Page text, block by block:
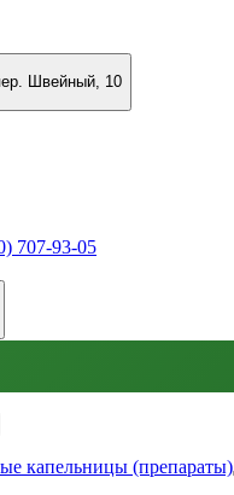
Швейный, 10
707-93-05
капельницы (препараты)